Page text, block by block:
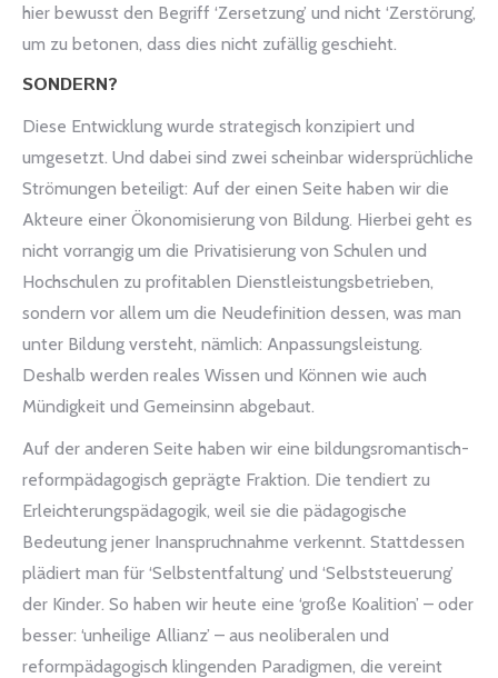
hier bewusst den Begriff ‘Zersetzung’ und nicht ‘Zerstörung’,
um zu betonen, dass dies nicht zufällig geschieht.
SONDERN?
Diese Entwicklung wurde strategisch konzipiert und
umgesetzt. Und dabei sind zwei scheinbar widersprüchliche
Strömungen beteiligt: Auf der einen Seite haben wir die
Akteure einer Ökonomisierung von Bildung. Hierbei geht es
nicht vorrangig um die Privatisierung von Schulen und
Hochschulen zu profitablen Dienstleistungsbetrieben,
sondern vor allem um die Neudefinition dessen, was man
unter Bildung versteht, nämlich: Anpassungsleistung.
Deshalb werden reales Wissen und Können wie auch
Mündigkeit und Gemeinsinn abgebaut.
Auf der anderen Seite haben wir eine bildungsromantisch-
reformpädagogisch geprägte Fraktion. Die tendiert zu
Erleichterungspädagogik, weil sie die pädagogische
Bedeutung jener Inanspruchnahme verkennt. Stattdessen
plädiert man für ‘Selbstentfaltung’ und ‘Selbststeuerung’
der Kinder. So haben wir heute eine ‘große Koalition’ – oder
besser: ‘unheilige Allianz’ – aus neoliberalen und
reformpädagogisch klingenden Paradigmen, die vereint